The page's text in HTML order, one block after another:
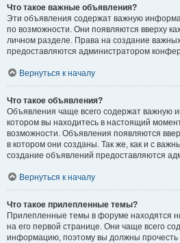
Что такое важные объявления?
Эти объявления содержат важную
по возможности. Они появляются вверху
личном разделе. Права на создание
предоставляются администратором
Вернуться к началу
Что такое объявления?
Объявления чаще всего содержат
котором вы находитесь в настоящий
возможности. Объявления появляются
в котором они созданы. Так же, как и с
создание объявлений предоставляются
Вернуться к началу
Что такое прилепленные темы?
Прилепленные темы в форуме находятся
на его первой странице. Они чаще всего
информацию, поэтому вы должны прочесть